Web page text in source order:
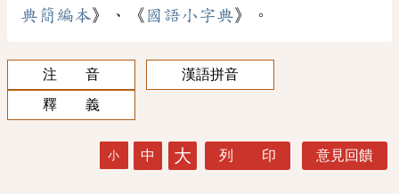
典簡編本》、《 國語小字典》。
注 音
漢語拼音
釋 義
小 中 大 列 印 意見回饋